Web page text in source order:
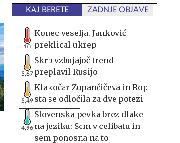
KAJ BERETE ZADNJE OBJAVE
10
Konec veselja: Janković
preklical ukrep
5,67
Skrb vzbujajoč trend
preplavil Rusijo
5,49
Klakočar Zupančičeva in Rop
sta se odločila za dve potezi
4,96
Slovenska pevka brez dlake
na jeziku: Sem v celibatu in
sem ponosna na to